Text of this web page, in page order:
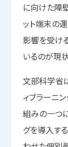
に向けた障
ット端末の
影響を受け
いるのが現
文部科学省
ィブラーニ
組みの一つ
グを導入す